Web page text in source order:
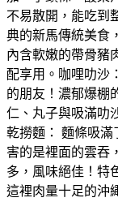
不易散開，能吃到
典的新馬傳統美食
內含軟嫩的帶骨豬
配享用。咖哩叻沙
的朋友！濃郁爆棚
仁、丸子與吸滿叻
乾撈麵： 麵條吸滿
害的是裡面的雲吞
多，風味絕佳！特
這裡肉量十足的沖